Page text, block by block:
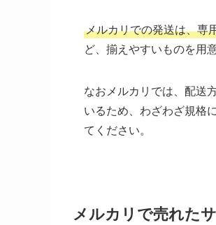
メルカリでの発送は、専
ど、揃えやすいものを用
なおメルカリでは、配送
いるため、わざわざ規格
てください。
メルカリで売れた